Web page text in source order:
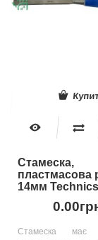
Стамеска,
пластмасова
14мм Technics
Стамеска має